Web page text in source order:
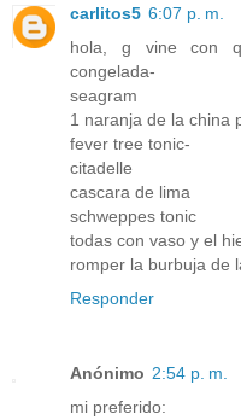
carlitos5 6:07 p. m.
hola, g vine con
congelada-
seagram
1 naranja de la china
fever tree tonic-
citadelle
cascara de lima
schweppes tonic
todas con vaso y el
romper la burbuja de
Responder
Anónimo 2:54 p. m.
mi preferido: